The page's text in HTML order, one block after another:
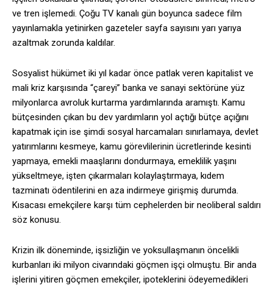
ve tren işlemedi. Çoğu TV kanalı gün boyunca sadece film
yayınlamakla yetinirken gazeteler sayfa sayısını yarı yarıya
azaltmak zorunda kaldılar.
Sosyalist hükümet iki yıl kadar önce patlak veren kapitalist ve
mali kriz karşısında “çareyi” banka ve sanayi sektörüne yüz
milyonlarca avroluk kurtarma yardımlarında aramıştı. Kamu
bütçesinden çıkan bu dev yardımların yol açtığı bütçe açığını
kapatmak için ise şimdi sosyal harcamaları sınırlamaya, devlet
yatırımlarını kesmeye, kamu görevlilerinin ücretlerinde kesinti
yapmaya, emekli maaşlarını dondurmaya, emeklilik yaşını
yükseltmeye, işten çıkarmaları kolaylaştırmaya, kıdem
tazminatı ödentilerini en aza indirmeye girişmiş durumda.
Kısacası emekçilere karşı tüm cephelerden bir neoliberal saldırı
söz konusu.
Krizin ilk döneminde, işsizliğin ve yoksullaşmanın öncelikli
kurbanları iki milyon civarındaki göçmen işçi olmuştu. Bir anda
işlerini yitiren göçmen emekçiler, ipoteklerini ödeyemedikleri